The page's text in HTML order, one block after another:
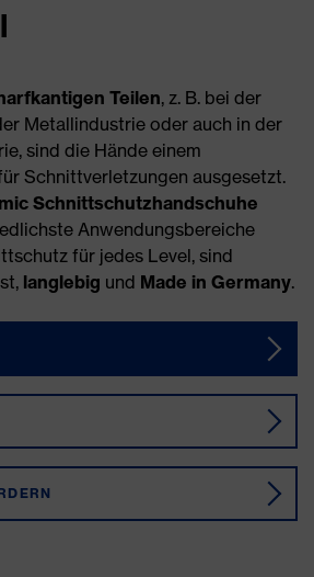
Teilen, z. B. bei der
Metallindustrie oder auch in der
sind die Hände einem
Schnittverletzungen ausgesetzt.
Schnittschutzhandschuhe
Anwendungsbereiche
für jedes Level, sind
langlebig und Made in Germany.